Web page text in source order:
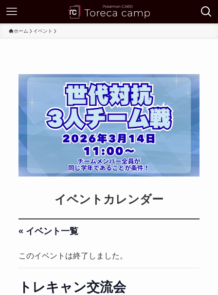
ホーム イベント
イベントカレンダー
« イベント一覧
このイベントは終了しました。
トレキャン交流会